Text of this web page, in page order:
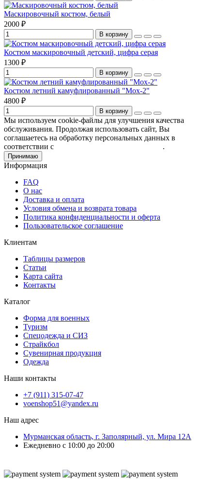
Маскировочный костюм, белый
2000 ₽
В корзину
Костюм маскировочный детский, цифра серая
1300 ₽
В корзину
Костюм летний камуфлированный "Мох-2"
4800 ₽
В корзину
Мы используем cookie-файлы для улучшения качества
обслуживания. Продолжая использовать сайт, Вы
соглашаетесь на обработку персональных данных в
соответствии с
.
Принимаю
Информация
FAQ
О нас
Доставка и оплата
Условия обмена и возврата товара
Политика конфиденциальности и оферта
Пользовательское соглашение
Клиентам
Таблицы размеров
Статьи
Карта сайта
Контакты
Каталог
Форма для военных
Туризм
Спецодежда и СИЗ
Страйкбол
Сувенирная продукция
Одежда
Наши контакты
+7 (911) 315-07-47
voenshop51@yandex.ru
Наш адрес
Мурманская область, г. Заполярный, ул. Мира 12А
Ежедневно с 10:00 до 20:00